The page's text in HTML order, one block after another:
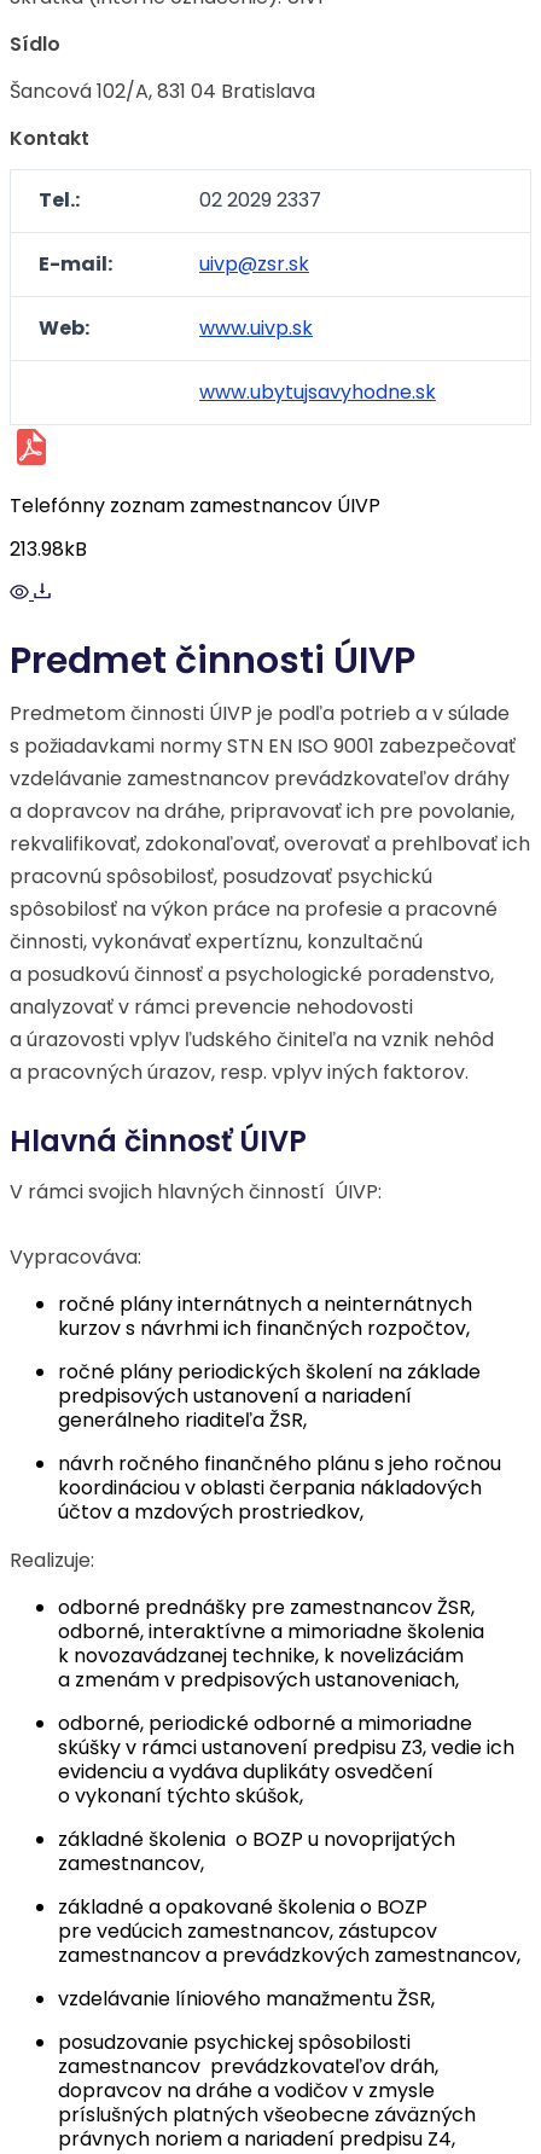
Sídlo
Šancová 102/A, 831 04 Bratislava
Kontakt
Tel.: 02 2029 2337
E-mail: uivp@zsr.sk
Web: www.uivp.sk
www.ubytujsavyhodne.sk
Telefónny zoznam zamestnancov ÚIVP
213.98kB
Predmet činnosti ÚIVP
Predmetom činnosti ÚIVP je podľa potrieb a v súlade
s požiadavkami normy STN EN ISO 9001 zabezpečovať
vzdelávanie zamestnancov prevádzkovateľov dráhy
a dopravcov na dráhe, pripravovať ich pre povolanie,
rekvalifikovať, zdokonaľovať, overovať a prehlbovať ich
pracovnú spôsobilosť, posudzovať psychickú
spôsobilosť na výkon práce na profesie a pracovné
činnosti, vykonávať expertíznu, konzultačnú
a posudkovú činnosť a psychologické poradenstvo,
analyzovať v rámci prevencie nehodovosti
a úrazovosti vplyv ľudského činiteľa na vznik nehôd
a pracovných úrazov, resp. vplyv iných faktorov.
Hlavná činnosť ÚIVP
V rámci svojich hlavných činností ÚIVP:
Vypracováva:
ročné plány internátnych a neinternátnych
kurzov s návrhmi ich finančných rozpočtov,
ročné plány periodických školení na základe
predpisových ustanovení a nariadení
generálneho riaditeľa ŽSR,
návrh ročného finančného plánu s jeho ročnou
koordináciou v oblasti čerpania nákladových
účtov a mzdových prostriedkov,
Realizuje:
odborné prednášky pre zamestnancov ŽSR,
odborné, interaktívne a mimoriadne školenia
k novozavádzanej technike, k novelizáciám
a zmenám v predpisových ustanoveniach,
odborné, periodické odborné a mimoriadne
skúšky v rámci ustanovení predpisu Z3, vedie ich
evidenciu a vydáva duplikáty osvedčení
o vykonaní týchto skúšok,
základné školenia o BOZP u novoprijatých
zamestnancov,
základné a opakované školenia o BOZP
pre vedúcich zamestnancov, zástupcov
zamestnancov a prevádzkových zamestnancov,
vzdelávanie líniového manažmentu ŽSR,
posudzovanie psychickej spôsobilosti
zamestnancov prevádzkovateľov dráh,
dopravcov na dráhe a vodičov v zmysle
príslušných platných všeobecne záväzných
právnych noriem a nariadení predpisu Z4,